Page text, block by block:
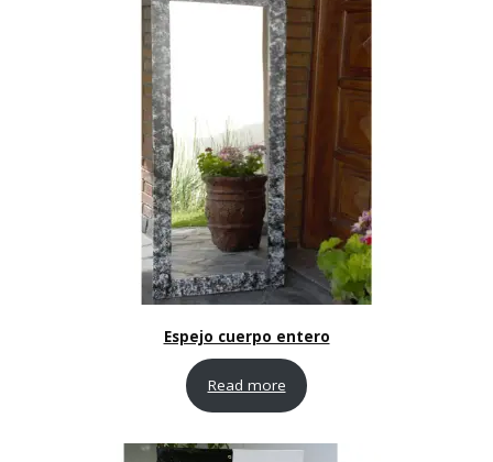
Espejo cuerpo entero
Read more